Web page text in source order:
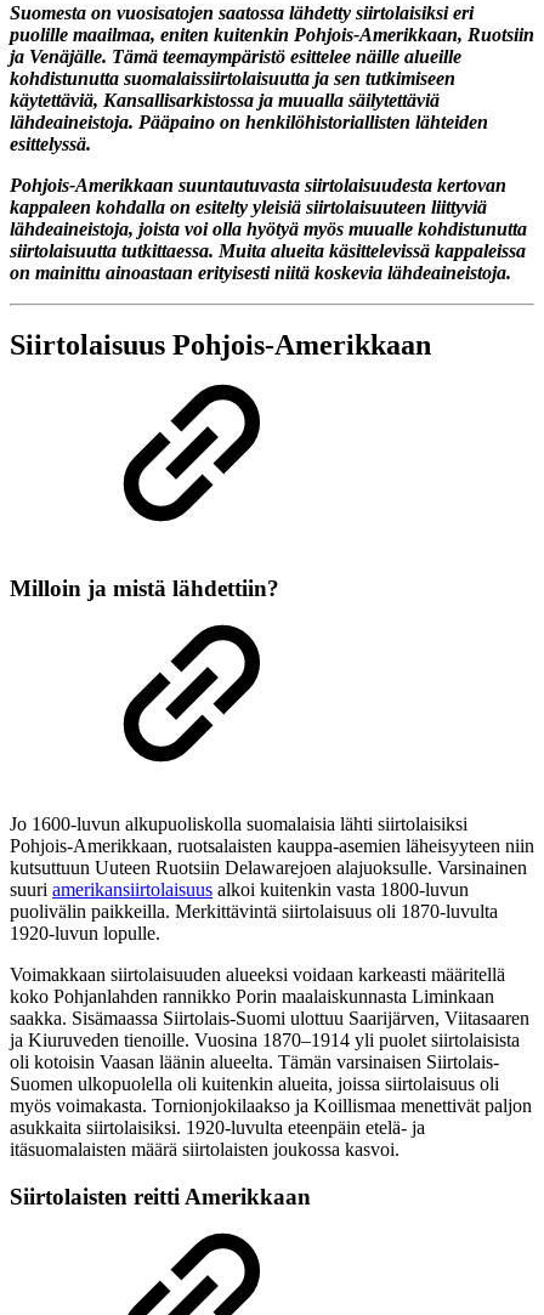
Suomesta on vuosisatojen saatossa lähdetty siirtolaisiksi eri
puolille maailmaa, eniten kuitenkin Pohjois-Amerikkaan, Ruotsiin
ja Venäjälle. Tämä teemaympäristö esittelee näille alueille
kohdistunutta suomalaissiirtolaisuutta ja sen tutkimiseen
käytettäviä, Kansallisarkistossa ja muualla säilytettäviä
lähdeaineistoja. Pääpaino on henkilöhistoriallisten lähteiden
esittelyssä.
Pohjois-Amerikkaan suuntautuvasta siirtolaisuudesta kertovan
kappaleen kohdalla on esitelty yleisiä siirtolaisuuteen liittyviä
lähdeaineistoja, joista voi olla hyötyä myös muualle kohdistunutta
siirtolaisuutta tutkittaessa. Muita alueita käsittelevissä kappaleissa
on mainittu ainoastaan erityisesti niitä koskevia lähdeaineistoja.
Siirtolaisuus Pohjois-Amerikkaan
Milloin ja mistä lähdettiin?
Jo 1600-luvun alkupuoliskolla suomalaisia lähti siirtolaisiksi
Pohjois-Amerikkaan, ruotsalaisten kauppa-asemien läheisyyteen niin
kutsuttuun Uuteen Ruotsiin Delawarejoen alajuoksulle. Varsinainen
suuri amerikansiirtolaisuus alkoi kuitenkin vasta 1800-luvun
puolivälin paikkeilla. Merkittävintä siirtolaisuus oli 1870-luvulta
1920-luvun lopulle.
Voimakkaan siirtolaisuuden alueeksi voidaan karkeasti määritellä
koko Pohjanlahden rannikko Porin maalaiskunnasta Liminkaan
saakka. Sisämaassa Siirtolais-Suomi ulottuu Saarijärven, Viitasaaren
ja Kiuruveden tienoille. Vuosina 1870–1914 yli puolet siirtolaisista
oli kotoisin Vaasan läänin alueelta. Tämän varsinaisen Siirtolais-
Suomen ulkopuolella oli kuitenkin alueita, joissa siirtolaisuus oli
myös voimakasta. Tornionjokilaakso ja Koillismaa menettivät paljon
asukkaita siirtolaisiksi. 1920-luvulta eteenpäin etelä- ja
itäsuomalaisten määrä siirtolaisten joukossa kasvoi.
Siirtolaisten reitti Amerikkaan